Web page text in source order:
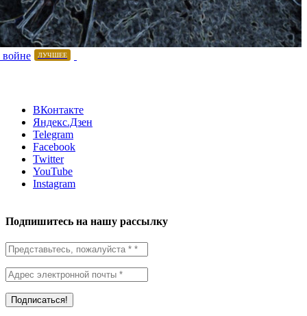
ЛУЧШЕЕ
ВКонтакте
Яндекс.Дзен
Telegram
Facebook
Twitter
YouTube
Instagram
Подпишитесь на нашу рассылку